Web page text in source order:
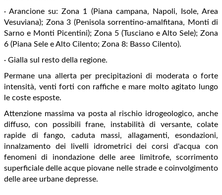
· Arancione su: Zona 1 (Piana campana, Napoli, Isole, Area
Vesuviana); Zona 3 (Penisola sorrentino-amalfitana, Monti di
Sarno e Monti Picentini); Zona 5 (Tusciano e Alto Sele); Zona
6 (Piana Sele e Alto Cilento; Zona 8: Basso Cilento).
· Gialla sul resto della regione.
Permane una allerta per precipitazioni di moderata o forte
intensità, venti forti con raffiche e mare molto agitato lungo
le coste esposte.
Attenzione massima va posta al rischio idrogeologico, anche
diffuso, con possibili frane, instabilità di versante, colate
rapide di fango, caduta massi, allagamenti, esondazioni,
innalzamento dei livelli idrometrici dei corsi d'acqua con
fenomeni di inondazione delle aree limitrofe, scorrimento
superficiale delle acque piovane nelle strade e coinvolgimento
delle aree urbane depresse.